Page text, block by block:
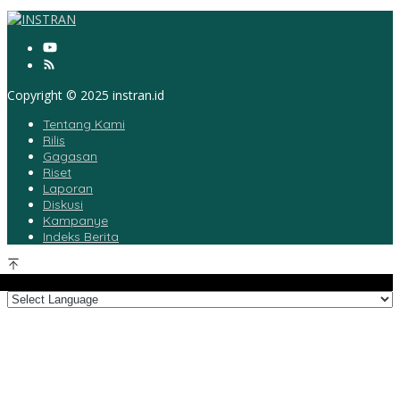
Copyright © 2025 instran.id
Tentang Kami
Rilis
Gagasan
Riset
Laporan
Diskusi
Kampanye
Indeks Berita